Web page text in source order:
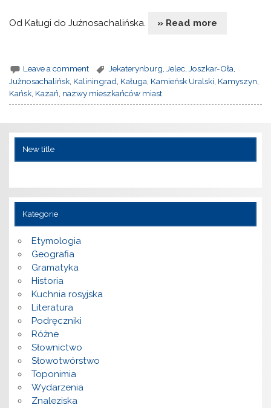
Od Kaługi do Jużnosachalińska. » Read more
Leave a comment Jekaterynburg Jelec Joszkar-Oła
Jużnosachalińsk, Kaliningrad, Kaługa, Kamieńsk Uralski, Kamyszyn,
Kańsk, Kazań, nazwy mieszkańców miast
New title
Kategorie
Etymologia
Geografia
Gramatyka
Historia
Kuchnia rosyjska
Literatura
Podręczniki
Różne
Słownictwo
Słowotwórstwo
Toponimia
Wydarzenia
Znaleziska